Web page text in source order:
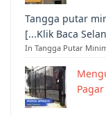
Tangga putar
[...Klik Baca
In Tangga Putar